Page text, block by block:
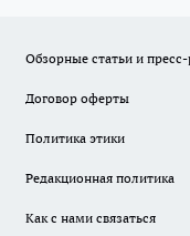
Обзорные статьи и
Договор оферты
Политика этики
Редакционная политика
Как с нами связаться